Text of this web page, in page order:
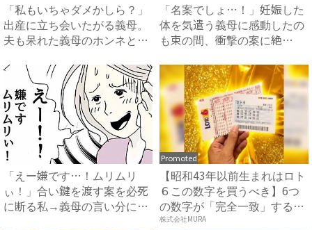
「私もいちゃダメかしら？」
出産に立ち会いたがる義母。
夫も呆れた義母のホンネと
「名案でしょ…！」妊娠した
体を気遣う義母に感動したの
も束の間、衝撃の案に絶
「えー嫌です…！ムリムリ
ぃ！」合い鍵を渡す案を必死
に断る私→義母の言い分にあ
Promoted
【昭和43年以前生まれはロト
６この数字を買うべき】6つ
の数字が「完全一致」する
方...
株式会社MURA